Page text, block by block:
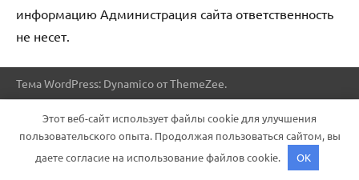
информацию Администрация сайта ответственность
не несет.
Тема WordPress: Dynamico от ThemeZee.
Этот веб-сайт использует файлы cookie для улучшения
пользовательского опыта. Продолжая пользоваться сайтом, вы
даете согласие на использование файлов cookie.
OK